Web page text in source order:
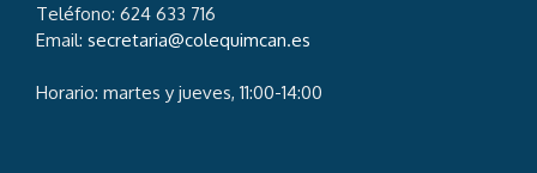
Teléfono: 624 633 716
Email: secretaria@colequimcan.es
Horario: martes y jueves, 11:00-14:00